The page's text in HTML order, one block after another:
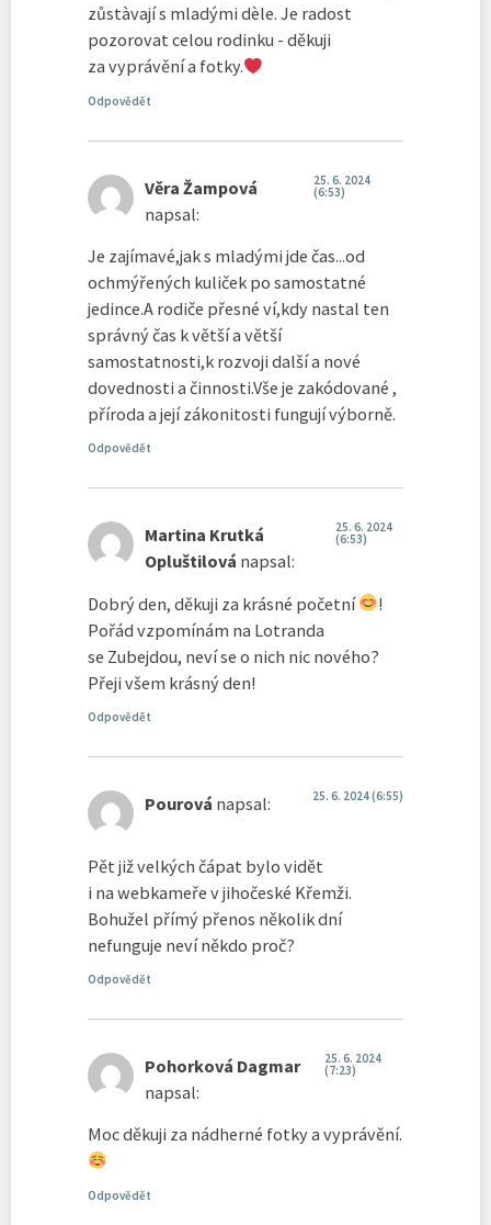
zůstàvají s mladými dèle. Je radost
pozorovat celou rodinku - děkuji
za vyprávění a fotky.
Odpovědět
Věra Žampová
napsal:
25. 6. 2024
(6:53)
Je zajímavé,jak s mladými jde čas...od
ochmýřených kuliček po samostatné
jedince.A rodiče přesné ví,kdy nastal ten
správný čas k větší a větší
samostatnosti,k rozvoji další a nové
dovednosti a činnosti.Vše je zakódované ,
příroda a její zákonitosti fungují výborně.
Odpovědět
Martina Krutká
Opluštilová napsal:
25. 6. 2024
(6:53)
Dobrý den, děkuji za krásné početní
!
Pořád vzpomínám na Lotranda
se Zubejdou, neví se o nich nic nového?
Přeji všem krásný den!
Odpovědět
Pourová napsal: 25. 6. 2024 (6:55)
Pět již velkých čápat bylo vidět
i na webkameře v jihočeské Křemži.
Bohužel přímý přenos několik dní
nefunguje neví někdo proč?
Odpovědět
Pohorková Dagmar
napsal:
25. 6. 2024
(7:23)
Moc děkuji za nádherné fotky a vyprávění.
Odpovědět